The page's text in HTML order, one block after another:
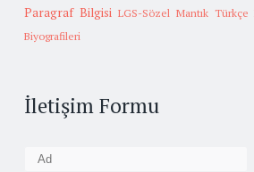
Paragraf Bilgisi LGS-Sözel Mantık Türkçe
Biyografileri
İletişim Formu